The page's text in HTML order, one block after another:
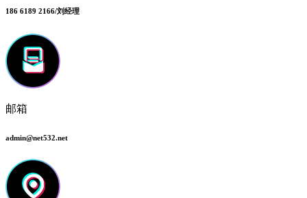
186 6189 2166/刘经理
邮箱
admin@net532.net